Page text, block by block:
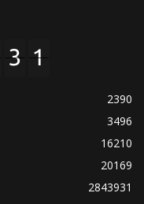
2390
3496
16210
20169
2843931